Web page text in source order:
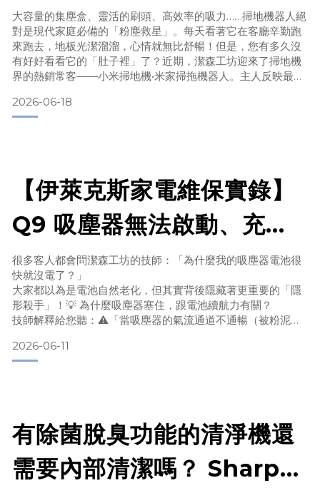
小米掃地機「拆解大保養」
維保實錄
大容量的集塵盒、靈活的刷頭、高效率的吸力……掃地機器人絕
對是現代家庭必備的「粉塵救星」。每天看著它在客廳辛勤跑
來跑去，地板光潔溜溜，心情就無比舒暢！但是，您有多久沒
有好好看看它的「肚子裡」了？近期，潔森工坊迎來了掃地機
界的熱銷常客——小米掃地機•米家掃拖機器人。主人反映最近
了。沒想到技師一拆開機殼，現場空氣瞬間凝結——⚠️ 警告：
小強出沒！ ⚠️ 😱 驚悚直擊！揭開機殼竟然是「蟑螂的豪華別
2026-06-18
【伊萊克斯家電維保實錄】
Q9 吸塵器無法啟動、充電
無反應？不只是電池問題！
很多客人都會問潔森工坊的技師：「為什麼我的吸塵器電池很
快就沒電了？」
大家都以為是電池自然老化，但其實背後隱藏著更重要的「隱
形殺手」！💡 為什麼吸塵器塞住，跟電池續航力有關？
技師解釋給您聽：⚠️「當吸塵器的氣流通道不通暢（被粉泥、
原本設定的轉速與吸力，就必須運轉得更辛苦、耗費更多電
力。這就是電池很快沒電的根本原因！」⚠️如果長期讓吸塵器
2026-06-11
有除菌脫臭功能的清淨機還
需要內部清潔嗎？ Sharp